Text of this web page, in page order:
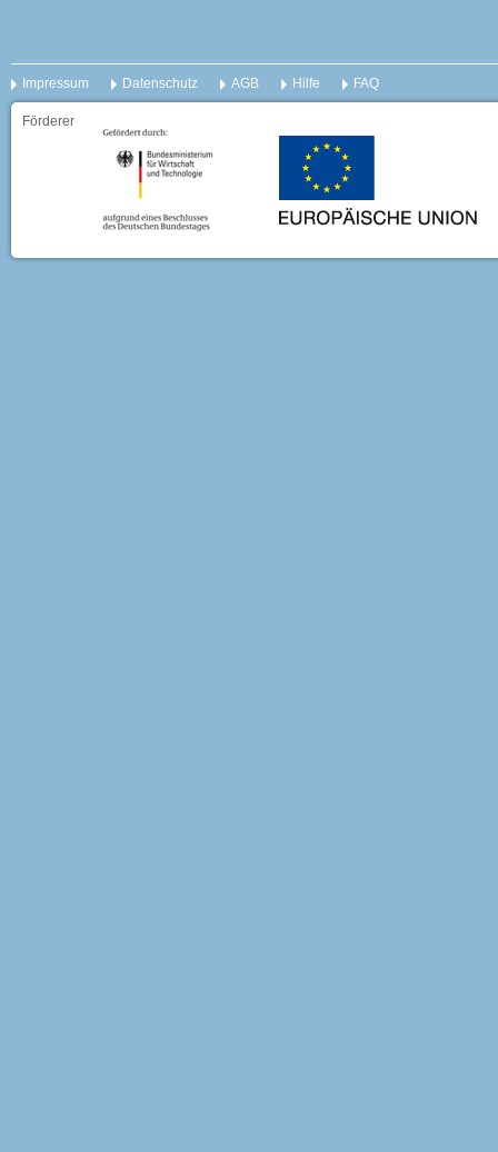
Impressum Datenschutz AGB Hilfe FAQ
Förderer